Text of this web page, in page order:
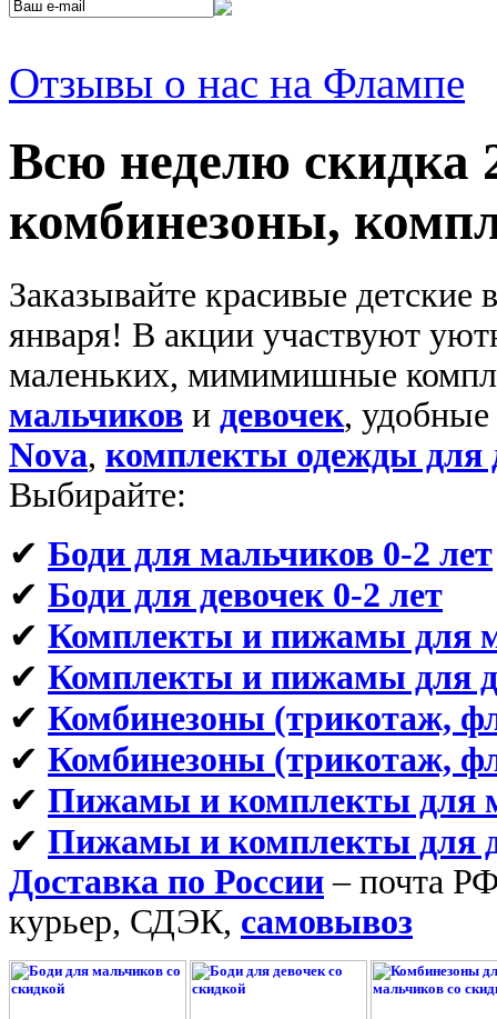
Отзывы о нас на Флампе
Всю неделю скидка
комбинезоны,
Заказывайте красивые
января! В акции участвуют
маленьких, мимимишные
мальчиков и девочек, удобные
Nova, комплекты одежды для
Выбирайте:
✔ Боди для мальчиков 0-2 лет
✔ Боди для девочек 0-2 лет
✔ Комплекты и пижамы для
✔ Комплекты и пижамы для
✔ Комбинезоны (трикотаж,
✔ Комбинезоны (трикотаж,
✔ Пижамы и комплекты для
✔ Пижамы и комплекты для
Доставка по России – почта
курьер, СДЭК, самовывоз